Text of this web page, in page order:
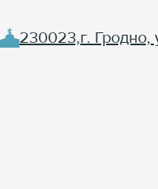
230023,г. Гродно,